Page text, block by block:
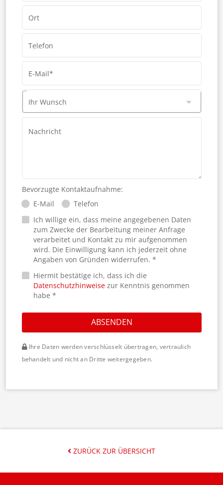
Ort
Telefon
E-Mail*
Ihr Wunsch
Nachricht
Bevorzugte Kontaktaufnahme:
E-Mail
Telefon
Ich willige ein, dass meine angegebenen Daten
zum Zwecke der Bearbeitung meiner Anfrage
verarbeitet und Kontakt zu mir aufgenommen
wird. Die Einwilligung kann ich jederzeit ohne
Angaben von Gründen widerrufen. *
Hiermit bestätige ich, dass ich die
Datenschutzhinweisezur Kenntnis genommen
habe *
ABSENDEN
Ihre Daten werden verschlüsselt übertragen, vertraulich
behandelt und nicht an Dritte weitergegeben.
ZURÜCK ZUR ÜBERSICHT